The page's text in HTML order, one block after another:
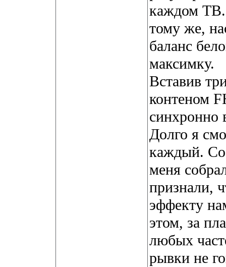
каждом
тому же,
баланс
максимку.
Вставив
контеном
синхронно
Долго я
каждый. Со
меня
признали,
эффекту
этом, за
любых
рывки не